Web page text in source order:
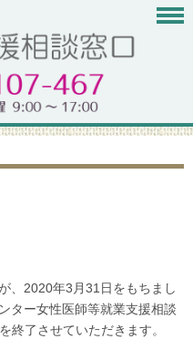
、2020年3月31日をもちまし
ター女性医師等就業支援相談
終了させていただきます。